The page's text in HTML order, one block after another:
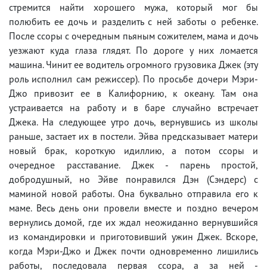
стремится найти хорошего мужа, который мог бы
полюбить ее дочь и разделить с ней заботы о ребенке.
После ссоры с очередным пьяным сожителем, мама и дочь
уезжают куда глаза глядят. По дороге у них ломается
машина. Чинит ее водитель огромного грузовика Джек (эту
роль исполнил сам режиссер). По просьбе дочери Мэри-
Джо привозит ее в Калифорнию, к океану. Там она
устраивается на работу и в баре случайно встречает
Джека. На следующее утро дочь, вернувшись из школы
раньше, застает их в постели. Эйва предсказывает матери
новый брак, короткую идиллию, а потом ссоры и
очередное расставание. Джек - парень простой,
добродушный, но Эйве понравился Дэн (Сэндерс) с
маминой новой работы. Она буквально отправила его к
маме. Весь день они провели вместе и поздно вечером
вернулись домой, где их ждал неожиданно вернувшийся
из командировки и приготовивший ужин Джек. Вскоре,
когда Мэри-Джо и Джек почти одновременно лишились
работы, последовала первая ссора, а за ней -